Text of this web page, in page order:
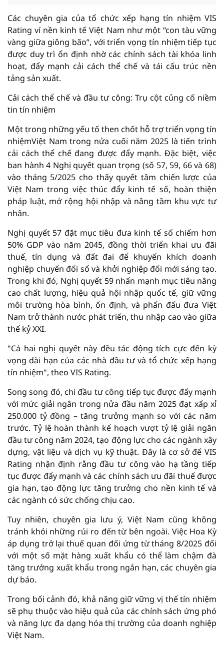
Các chuyên gia của tổ chức xếp hạng tín nhiệm VIS
Rating ví nền kinh tế Việt Nam như một “con tàu vững
vàng giữa giông bão”, với triển vọng tín nhiệm tiếp tục
được duy trì ổn định nhờ các chính sách tài khóa linh
hoạt, đẩy mạnh cải cách thể chế và tái cấu trúc nền
tảng sản xuất.
Cải cách thể chế và đầu tư công: Trụ cột củng cố niềm
tin tín nhiệm
Một trong những yếu tố then chốt hỗ trợ triển vọng tín
nhiệmViệt Nam trong nửa cuối năm 2025 là tiến trình
cải cách thể chế đang được đẩy mạnh. Đặc biệt, việc
ban hành 4 Nghị quyết quan trọng (số 57, 59, 66 và 68)
vào tháng 5/2025 cho thấy quyết tâm chiến lược của
Việt Nam trong việc thúc đẩy kinh tế số, hoàn thiện
pháp luật, mở rộng hội nhập và nâng tầm khu vực tư
nhân.
Nghị quyết 57 đặt mục tiêu đưa kinh tế số chiếm hơn
50% GDP vào năm 2045, đồng thời triển khai ưu đãi
thuế, tín dụng và đất đai để khuyến khích doanh
nghiệp chuyển đổi số và khởi nghiệp đổi mới sáng tạo.
Trong khi đó, Nghị quyết 59 nhấn mạnh mục tiêu nâng
cao chất lượng, hiệu quả hội nhập quốc tế, giữ vững
môi trường hòa bình, ổn định, và phấn đấu đưa Việt
Nam trở thành nước phát triển, thu nhập cao vào giữa
thế kỷ XXI.
"Cả hai nghị quyết này đều tác động tích cực đến kỳ
vọng dài hạn của các nhà đầu tư và tổ chức xếp hạng
tín nhiệm", theo VIS Rating.
Song song đó, chi đầu tư công tiếp tục được đẩy mạnh
với mức giải ngân trong nửa đầu năm 2025 đạt xấp xỉ
250.000 tỷ đồng – tăng trưởng mạnh so với các năm
trước. Tỷ lệ hoàn thành kế hoạch vượt tỷ lệ giải ngân
đầu tư công năm 2024, tạo động lực cho các ngành xây
dựng, vật liệu và dịch vụ kỹ thuật. Đây là cơ sở để VIS
Rating nhận định rằng đầu tư công vào hạ tầng tiếp
tục được đẩy mạnh và các chính sách ưu đãi thuế được
gia hạn, tạo động lực tăng trưởng cho nền kinh tế và
các ngành có sức chống chịu cao.
Tuy nhiên, chuyên gia lưu ý, Việt Nam cũng không
tránh khỏi những rủi ro đến từ bên ngoài. Việc Hoa Kỳ
áp dụng trở lại thuế quan đối ứng từ tháng 8/2025 đối
với một số mặt hàng xuất khẩu có thể làm chậm đà
tăng trưởng xuất khẩu trong ngắn hạn, các chuyên gia
dự báo.
Trong bối cảnh đó, khả năng giữ vững vị thế tín nhiệm
sẽ phụ thuộc vào hiệu quả của các chính sách ứng phó
và năng lực đa dạng hóa thị trường của doanh nghiệp
Việt Nam.